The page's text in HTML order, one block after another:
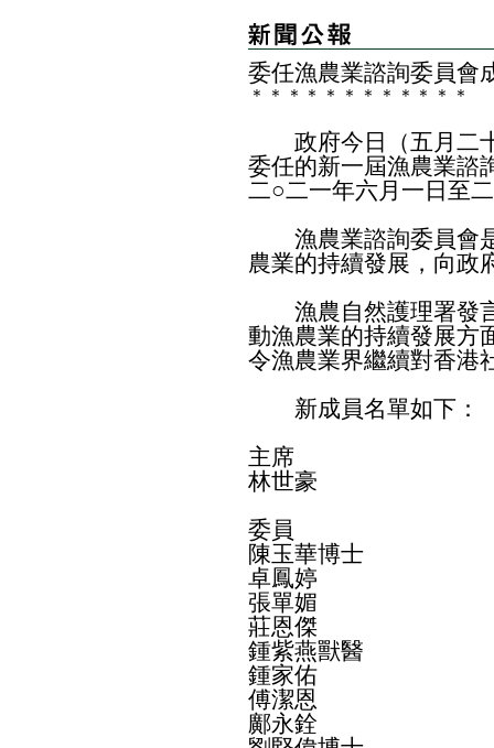
委任漁農業諮詢委員會
＊ ＊ ＊ ＊ ＊ ＊ ＊ ＊ ＊ ＊ ＊ ＊
政府今日（五月二十
委任的新一屆漁農業諮
二○二一年六月一日至
漁農業諮詢委員會是
農業的持續發展，向政
漁農自然護理署發言
動漁農業的持續發展方
令漁農業界繼續對香港
新成員名單如下：
主席
林世豪
委員
陳玉華博士
卓鳳婷
張單媚
莊恩傑
鍾紫燕獸醫
鍾家佑
傅潔恩
鄺永銓